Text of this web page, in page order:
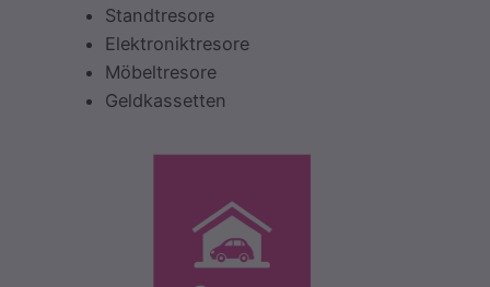
Standtresore
Elektroniktresore
Möbeltresore
Geldkassetten